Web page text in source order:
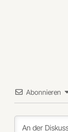
Abonnieren